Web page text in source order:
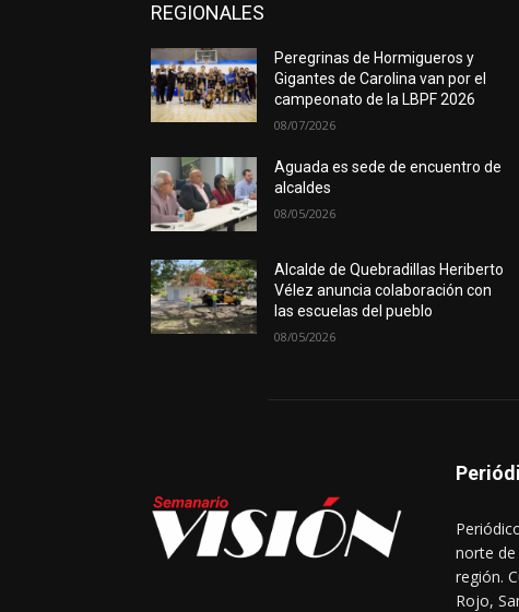
REGIONALES
Peregrinas de Hormigueros y
Gigantes de Carolina van por el
campeonato de la LBPF 2026
08/07/2026
Aguada es sede de encuentro de
alcaldes
08/05/2026
Alcalde de Quebradillas Heriberto
Vélez anuncia colaboración con
las escuelas del pueblo
08/05/2026
norte de
región.
Rojo,